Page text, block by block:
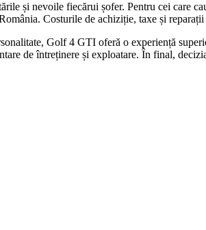
și nevoile fiecărui șofer. Pentru cei care
Costurile de achiziție, taxe și
Golf 4 GTI oferă o experiență
de întreținere și exploatare. În final,